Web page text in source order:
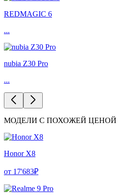
REDMAGIC 6
...
nubia Z30 Pro
...
МОДЕЛИ С ПОХОЖЕЙ ЦЕНОЙ
Honor X8
от 17'683₽